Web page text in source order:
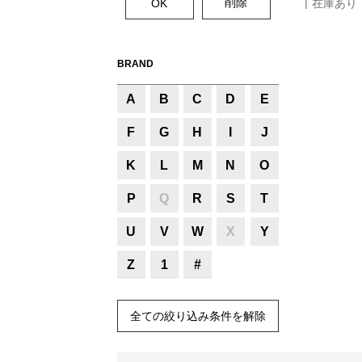
BRAND
A B C D E
F G H J
K L M N O
P Q R S T
U V W X Y
Z 1 #
全ての絞り込み条件を解除
在庫あり